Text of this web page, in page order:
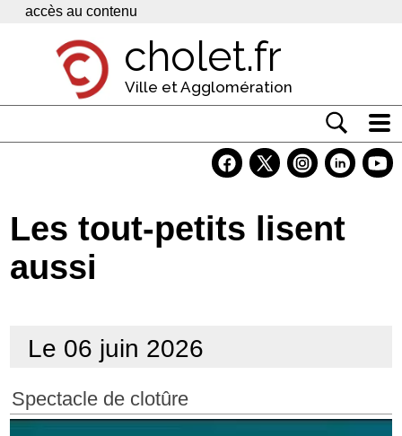
Panneau de gestion des cookies
accès au contenu
cholet.fr
Ville et Agglomération
Economie
Services
Les tout-petits lisent
aussi
Le 06 juin 2026
Spectacle de clotûre